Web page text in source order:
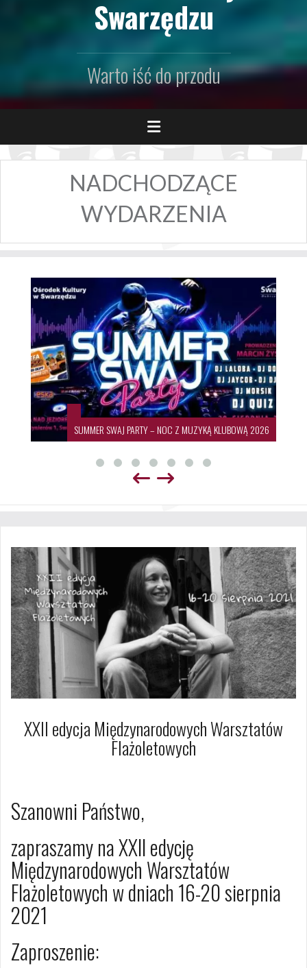
Swarzędzu
Warto iść do przodu
NADCHODZĄCE
WYDARZENIA
SUMMER SWAJ PARTY – NOC Z MUZYKĄ KLUBOWĄ 2026
XXII edycja Międzynarodowych Warsztatów
Flażoletowych
Szanowni Państwo,
zapraszamy na XXII edycję
Międzynarodowych Warsztatów
Flażoletowych w dniach 16-20 sierpnia
2021
Zaproszenie: